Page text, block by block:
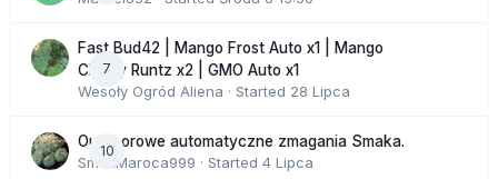
7
Fast Bud42 | Mango Frost Auto x1 | Mango
Cherry Runtz x2 | GMO Auto x1
Wesoły Ogród Aliena · Started 28 Lipca
10
Outdoorowe automatyczne zmagania Smaka.
SmakMaroca999 · Started 4 Lipca